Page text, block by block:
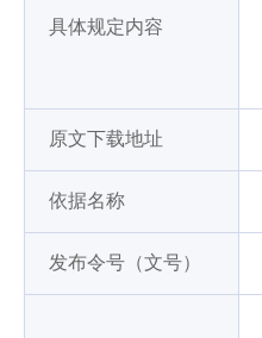
具体规定内容
原文下载地址
依据名称
发布令号（文号）